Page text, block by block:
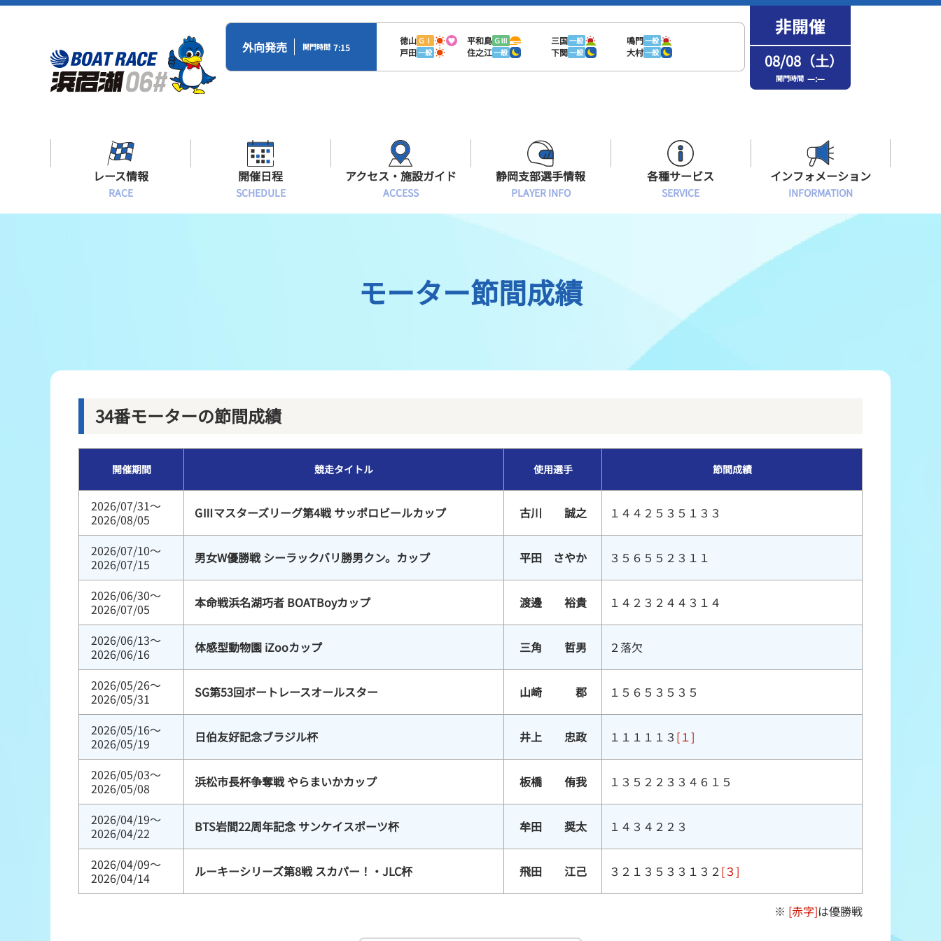
外向発売 開門時間 7:15
徳山 ＧⅠ 平和島 ＧⅢ 三国一般 鳴門一般
戸田一般 住之江一般 下関一般 大村一般 08/08（土）
開門時間 —:—
レース情報
RACE
モーター抽選結果・前検タイムランキング
得点率ランキング
ボートデータ
出目データ
開催日程
SCHEDULE
アクセス・施設ガイド
ACCESS
有料席情報
特別観覧施設ROKU浜名湖
場内フリーWi-Fiご案内
ボートレース浜名湖の楽しみ方
オラレ浜松
静岡支部選手情報
PLAYER INFO
選手募集
レーサーズファイル
各種サービス
SERVICE
メンバーズルーム会員
選手応援横断幕について
冠レース協賛キャンペーン
インフォメーション
INFORMATION
インフォメーション
モーター節間成績
34番モーターの節間成績
開催期間 競走タイトル 使用選手 節間成績
2026/07/31～
2026/08/05
GⅢマスターズリーグ第4戦 サッポロビールカップ 古川 誠之 １４４２５３５１３３
2026/07/10～
2026/07/15
男女W優勝戦 シーラックバリ勝男クン。カップ 平田 さやか ３５６５５２３１１
2026/06/30～
2026/07/05
本命戦浜名湖巧者 BOATBoyカップ 渡邊 裕貴 １４２３２４４３１４
2026/06/13～
2026/06/16
体感型動物園 iZooカップ 三角 哲男 ２落欠
2026/05/26～
2026/05/31
SG第53回ボートレースオールスター 山崎 郡 １５６５３５３５
2026/05/16～
2026/05/19
日伯友好記念ブラジル杯 井上 忠政 １１１１１３ [１]
2026/05/03～
2026/05/08
浜松市長杯争奪戦 やらまいかカップ 板橋 侑我 １３５２２３３４６１５
2026/04/19～
2026/04/22
BTS岩間22周年記念 サンケイスポーツ杯 牟田 奨太 １４３４２２３
2026/04/09～
2026/04/14
ルーキーシリーズ第8戦 スカパー！・JLC杯 飛田 江己 ３２１３５３３１３２ [３]
※ [赤字]は優勝戦